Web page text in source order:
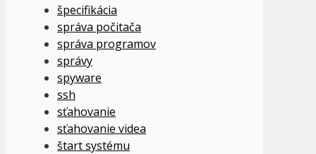
špecifikácia
správa počitača
správa programov
správy
spyware
ssh
sťahovanie
sťahovanie videa
štart systému